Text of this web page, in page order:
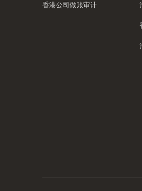
香港公司做账审计